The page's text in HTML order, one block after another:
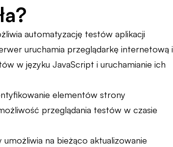
automatyzację testów aplikacji
uruchamia przeglądarkę internetową i
w języku JavaScript i uruchamianie ich
elementów strony
przeglądania testów w czasie
na bieżąco aktualizowanie